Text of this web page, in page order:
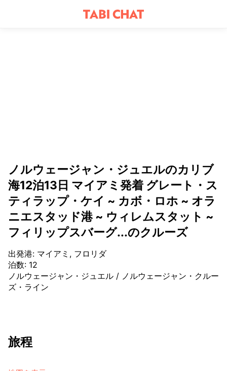
ノルウェージャン・ジュエルのカリブ
海12泊13日 マイアミ発着 グレート・ス
ティラップ・ケイ ~ カボ・ロホ ~ オラ
ニエスタッド港 ~ ウィレムスタット ~
フィリップスバーグ...のクルーズ
出発港: マイアミ, フロリダ
泊数: 12
ノルウェージャン・ジュエル / ノルウェージャン・クルー
ズ・ライン
旅程